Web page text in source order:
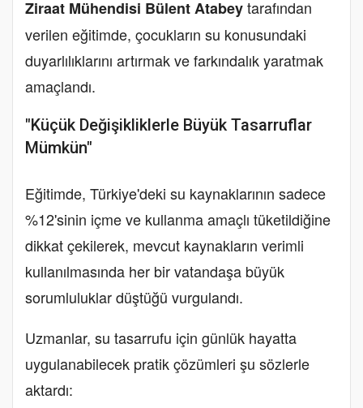
Ziraat Mühendisi Bülent Atabeytarafından
verilen eğitimde, çocukların su konusundaki
duyarlılıklarını artırmak ve farkındalık yaratmak
amaçlandı.
"Küçük Değişikliklerle Büyük Tasarruflar
Mümkün"
Eğitimde, Türkiye'deki su kaynaklarının sadece
%12'sinin içme ve kullanma amaçlı tüketildiğine
dikkat çekilerek, mevcut kaynakların verimli
kullanılmasında her bir vatandaşa büyük
sorumluluklar düştüğü vurgulandı.
Uzmanlar, su tasarrufu için günlük hayatta
uygulanabilecek pratik çözümleri şu sözlerle
aktardı: